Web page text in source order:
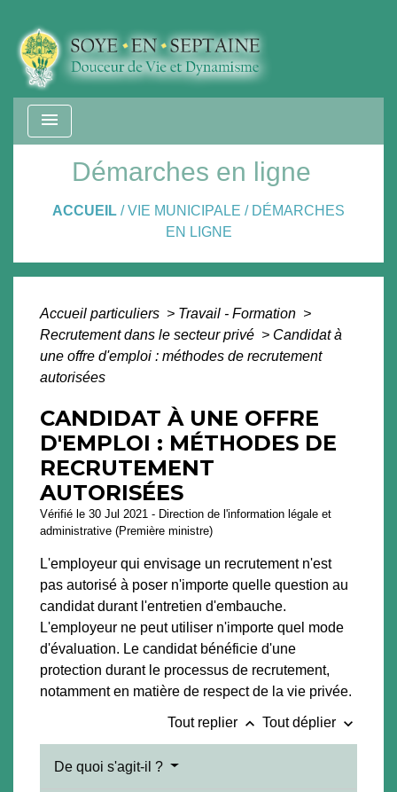
menu
Démarches en ligne
ACCUEIL /VIE MUNICIPALE / DÉMARCHES
EN LIGNE
Accueil particuliers > Travail - Formation >
Recrutement dans le secteur privé > Candidat à
une offre d'emploi : méthodes de recrutement
autorisées
CANDIDAT À UNE OFFRE
D'EMPLOI : MÉTHODES DE
RECRUTEMENT
AUTORISÉES
Vérifié le 30 Jul 2021 - Direction de l'information légale et
administrative (Première ministre)
L'employeur qui envisage un recrutement n'est
pas autorisé à poser n'importe quelle question au
candidat durant l'entretien d'embauche.
L'employeur ne peut utiliser n'importe quel mode
d'évaluation. Le candidat bénéficie d'une
protection durant le processus de recrutement,
notamment en matière de respect de la vie privée.
Tout replier keyboard_arrow_up Tout déplier keyboard_arrow_down
De quoi s'agit-il ?